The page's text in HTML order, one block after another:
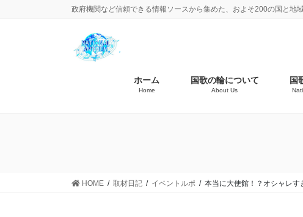
政府機関など信頼できる情報ソースから集めた、およそ200の国と地
ホーム
Home
国歌の輪について
About Us
国
HOME 取材日記 イベントルポ 本当に大使館！？オシャレ